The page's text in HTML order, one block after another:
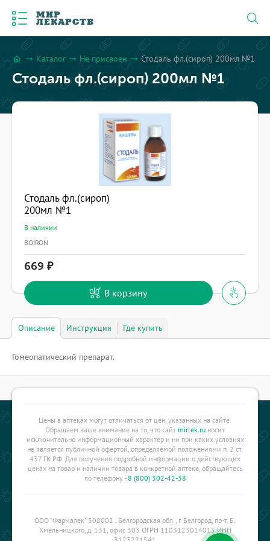
МИР
ЛЕКАРСТВ
home arrow_right_alt Каталог arrow_right_alt Не присвоен arrow_right_alt Стодаль фл.(сироп) 200мл №1
Стодаль фл.(сироп) 200мл №1
Стодаль фл.(сироп)
200мл №1
В наличии
BOIRON
669
В корзину
Описание Инструкция Где купить
Гомеопатический препарат.
Цены в аптеках могут отличаться от цен, указанных на сайте.
Обращаем ваше внимание на то, что сайт mirlek.ru носит
исключительно информационный характер и ни при каких условиях
не является публичной офертой, определяемой положениями п. 2 ст.
437 ГК РФ. Для получения подробной информации о действующих
ценах на товар и наличии товара в конкретной аптеке, обращайтесь
по телефону -8 (800) 302-42-38
ООО "Фармалек" 308002 , Белгородская обл., г. Белгород, пр-т. Б.
Хмельницкого, д. 131, офис 303 ОГРН 1103123014015 ИНН